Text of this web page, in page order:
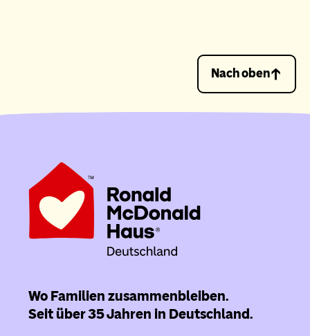
Nach oben
Wo Familien zusammenbleiben.
Seit über 35 Jahren in Deutschland.